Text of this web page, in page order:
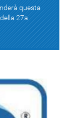
questa
27a